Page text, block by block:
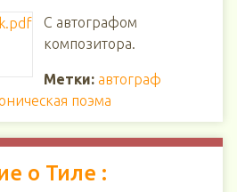
С автографом
композитора.
Метки: автограф
поэма
о Тиле :